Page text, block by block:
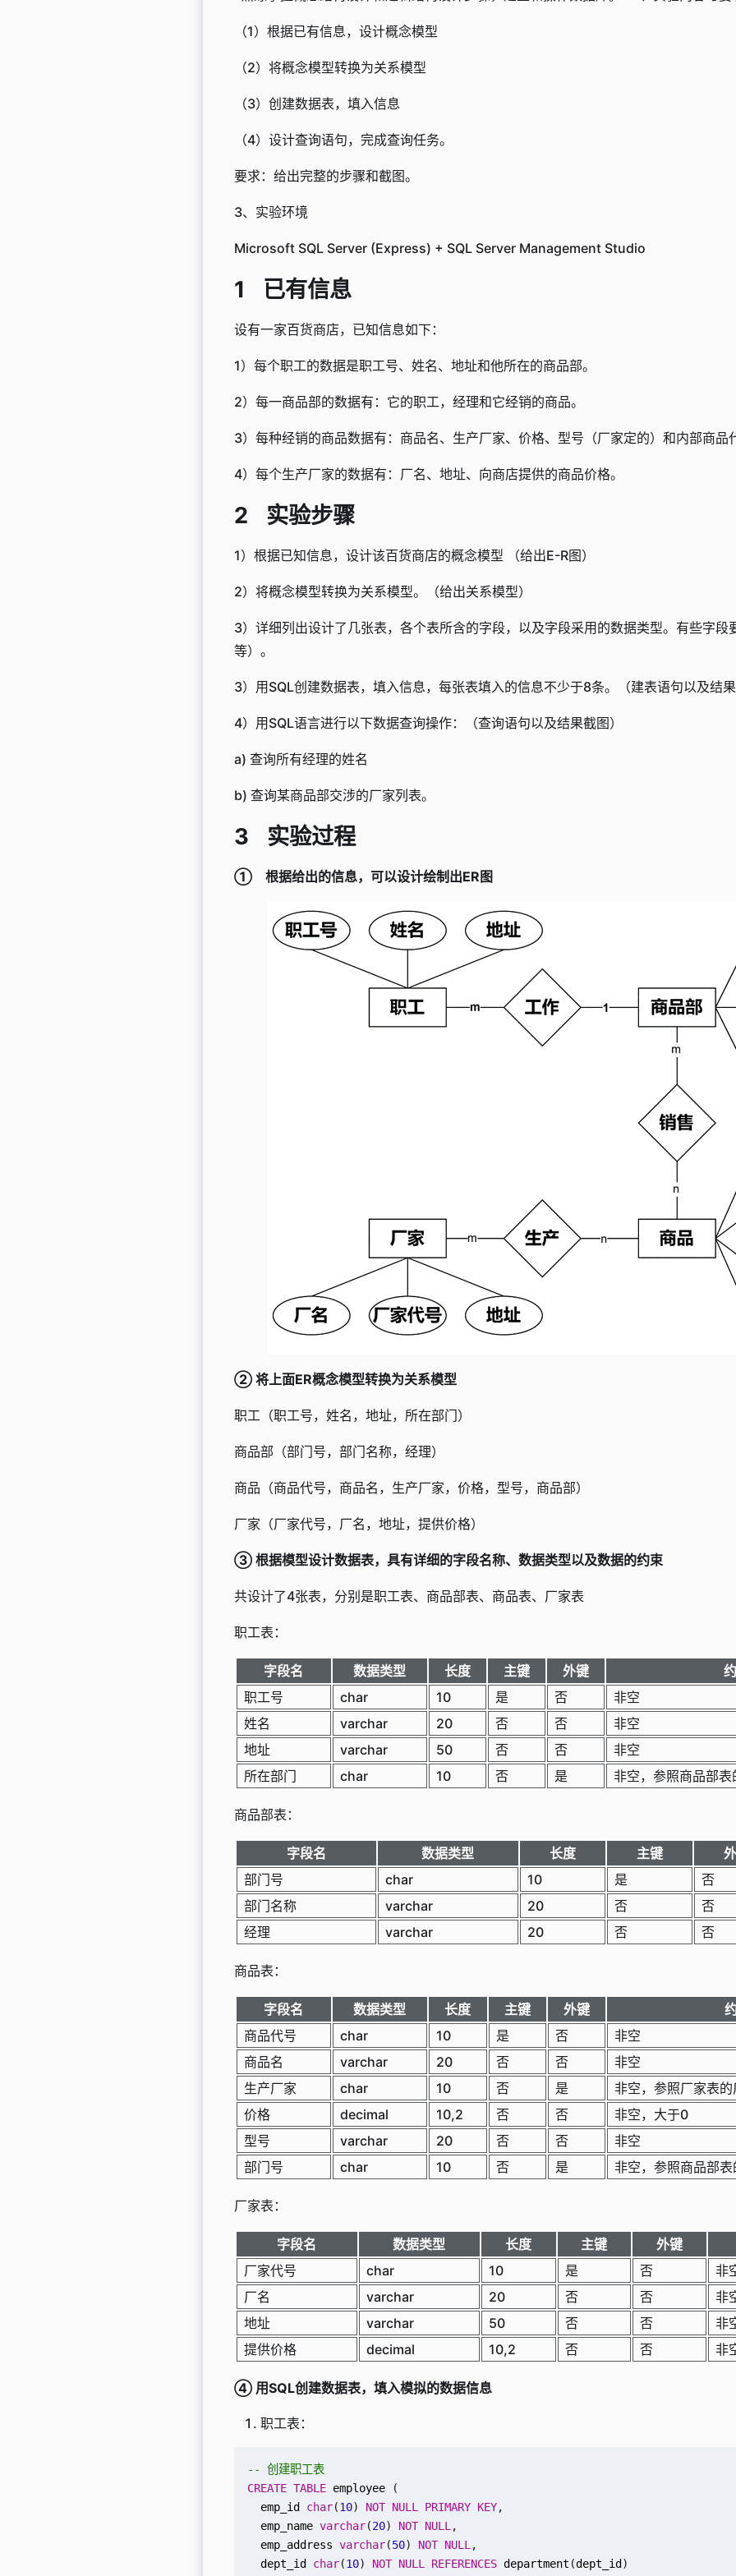
（1）根据已有信息，设计概念模型
（2）将概念模型转换为关系模型
（3）创建数据表，填入信息
（4）设计查询语句，完成查询任务。
要求：给出完整的步骤和截图。
3、实验环境
Microsoft SQL Server (Express) + SQL Server Management Studio
已有信息
设有一家百货商店，已知信息如下：
1）每个职工的数据是职工号、姓名、地址和他所在的商品部。
2）每一商品部的数据有：它的职工，经理和它经销的商品。
3）每种经销的商品数据有：商品名、生产厂家、价格、型号（厂家定的）和内部商品
4）每个生产厂家的数据有：厂名、地址、向商店提供的商品价格。
实验步骤
1）根据已知信息，设计该百货商店的概念模型 （给出E-R图）
2）将概念模型转换为关系模型。（给出关系模型）
3）详细列出设计了几张表，各个表所含的字段，以及字段采用的数据类型。有些字段
等）。
3）用SQL创建数据表，填入信息，每张表填入的信息不少于8条。（建表语句以及结果
4）用SQL语言进行以下数据查询操作：（查询语句以及结果截图）
a) 查询所有经理的姓名
b) 查询某商品部交涉的厂家列表。
实验过程
① 根据给出的信息，可以设计绘制出ER图
② 将上面ER概念模型转换为关系模型
职工（职工号，姓名，地址，所在部门）
商品部（部门号，部门名称，经理）
商品（商品代号，商品名，生产厂家，价格，型号，商品部）
厂家（厂家代号，厂名，地址，提供价格）
③ 根据模型设计数据表，具有详细的字段名称、数据类型以及数据的约束
共设计了4张表，分别是职工表、商品部表、商品表、厂家表
职工表：
字段名 数据类型 长度 主键 外键
职工号
char 10 是 否
非空
姓名
varchar 20 否 否
非空
地址
varchar 50 否 否
非空
所在部门
char 10 否 是 非空，参照商品部表
商品部表：
字段名 数据类型 长度 主键
部门号
char 10 是 否
部门名称
varchar 20 否 否
经理
varchar 20 否 否
商品表：
字段名 数据类型 长度 主键 外键
商品代号
char 10 是 否
非空
商品名
varchar 20 否 否
非空
生产厂家
char 10 否 是
非空，参照厂家表的
价格
decimal 10,2 否 否
非空，大于0
型号
varchar 20 否 否
非空
部门号
char 10 否 是 非空，参照商品部表
厂家表：
字段名 数据类型 长度 主键 外键
厂家代号
char 10 是 否
非
厂名
varchar 20 否 否
非
地址
varchar 50 否 否
非
提供价格
decimal 10,2 否 否 非
④ 用SQL创建数据表，填入模拟的数据信息
职工表：
CREATE TABLE employee
(
emp_id
char(10) NOT NULL PRIMARY KEY,
emp_name varchar(20) NOT NULL,
emp_address varchar(50) NOT NULL,
dept_id
char(10) NOT NULL REFERENCES department (dept_id )